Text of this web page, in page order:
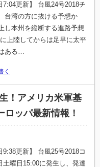
7:04更新】 台風24号2018チ
台湾の方に抜ける予想か
し本州を縦断する進路予想
上陸してからは足早に太平
ある…
く
！アメリカ米軍基
ロッパ最新情報！
9:38更新】 台風25号2018コ
土曜日15:00に発生し、発達